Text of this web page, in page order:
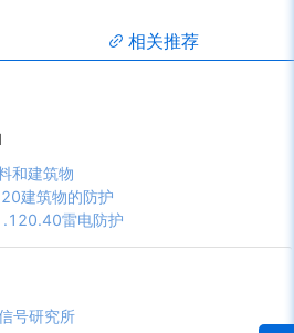
相关推荐
和建筑物
建筑物的防护
雷电防护
号研究所